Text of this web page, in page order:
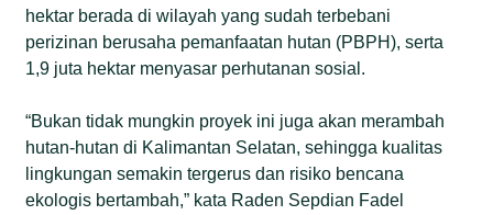
hektar berada di wilayah yang sudah terbebani
perizinan berusaha pemanfaatan hutan (PBPH), serta
1,9 juta hektar menyasar perhutanan sosial.
“Bukan tidak mungkin proyek ini juga akan merambah
hutan-hutan di Kalimantan Selatan, sehingga kualitas
lingkungan semakin tergerus dan risiko bencana
ekologis bertambah,” kata Raden Sepdian Fadel